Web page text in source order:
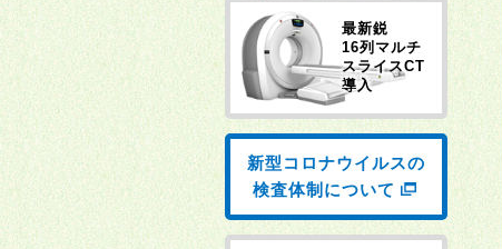
最新鋭
16列マルチ
スライスCT
導入
新型コロナウイルスの
検査体制について